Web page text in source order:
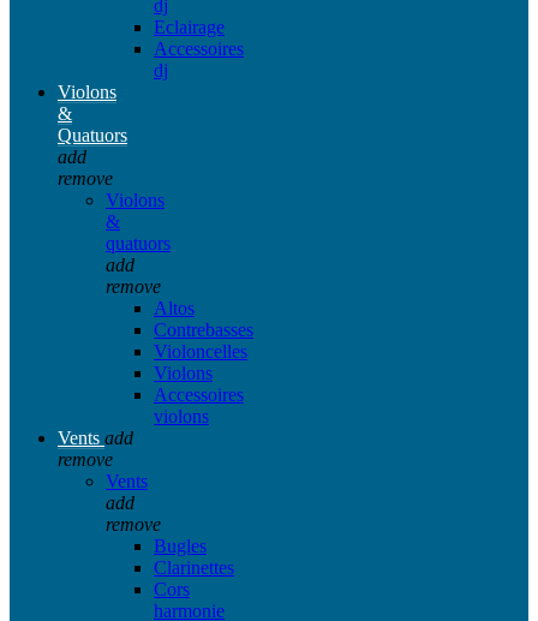
dj
Eclairage
Accessoires
dj
Violons
&
Quatuors
add
remove
Violons
&
quatuors
add
remove
Altos
Contrebasses
Violoncelles
Violons
Accessoires
violons
Vents add
remove
Vents
add
remove
Bugles
Clarinettes
Cors
harmonie